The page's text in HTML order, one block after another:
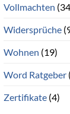
Vollmachten
Widersprüche
Wohnen (19)
Word Ratgeber
Zertifikate(4)